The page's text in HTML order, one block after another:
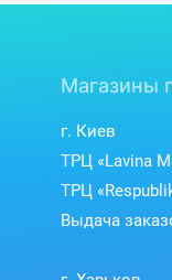
Магазины
г. Киев
ТРЦ «Lavina
ТРЦ
Выдача